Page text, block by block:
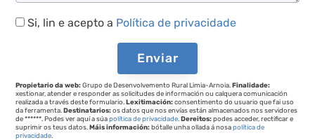
Si, lin e acepto a Política de privacidade
Enviar
Propietario da web:Grupo de Desenvolvemento Rural Limia-Arnoia.Finalidade:
xestionar, atender e responder as solicitudes de información ou calquera comunicación
realizada a través deste formulario.Lexitimación:consentimento do usuario que fai uso
da ferramenta.Destinatarios:os datos que nos envías están almacenados nos servidores
de ******. Podes ver aquí a súapolítica de privacidade .Dereitos:podes acceder, rectificar e
suprimir os teus datos.Máis información:bótalle unha ollada á nosapolítica de
privacidade